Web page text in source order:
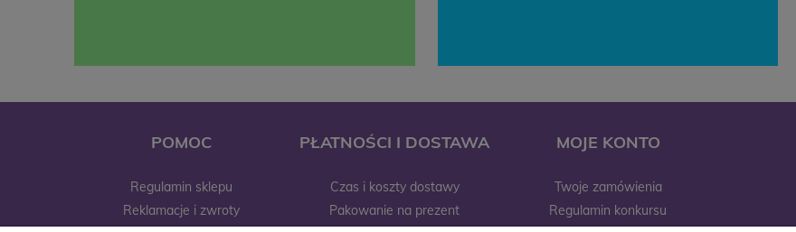
POMOC
Regulamin sklepu
Reklamacje i zwroty
PŁATNOŚCI I DOSTAWA
Czas i koszty dostawy
Pakowanie na prezent
MOJE KONTO
Twoje zamówienia
Regulamin konkursu